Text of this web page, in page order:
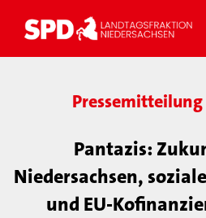
Pantazis:
Niedersachsen,
und EU-